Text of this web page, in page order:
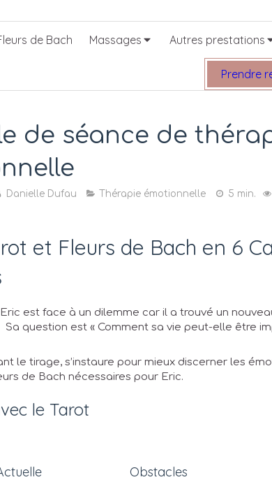
de Bach Massages Autres prestations
Prendre
de séance de
Danielle Dufau Thérapie émotionnelle 5 min.
et Fleurs de Bach en 6
est face à un dilemme car il a trouvé un
Sa question est « Comment sa vie peut-elle être
le tirage, s’instaure pour mieux discerner les
de Bach nécessaires pour Eric.
le Tarot
Obstacles